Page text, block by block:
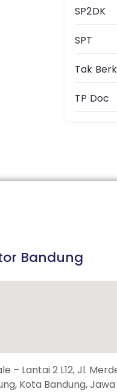
SP2DK
SPT
Tak
TP Doc
Bandung
– Lantai 2 L12, Jl.
Kota Bandung, Jawa